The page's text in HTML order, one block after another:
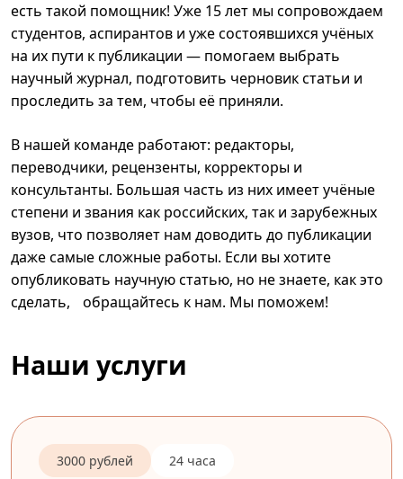
есть такой помощник! Уже 15 лет мы сопровождаем
студентов, аспирантов и уже состоявшихся учёных
на их пути к публикации — помогаем выбрать
научный журнал, подготовить черновик статьи и
проследить за тем, чтобы её приняли.
В нашей команде работают: редакторы,
переводчики, рецензенты, корректоры и
консультанты. Большая часть из них имеет учёные
степени и звания как российских, так и зарубежных
вузов, что позволяет нам доводить до публикации
даже самые сложные работы. Если вы хотите
опубликовать научную статью, но не знаете, как это
сделать, обращайтесь к нам. Мы поможем!
Наши услуги
3000 рублей 24 часа